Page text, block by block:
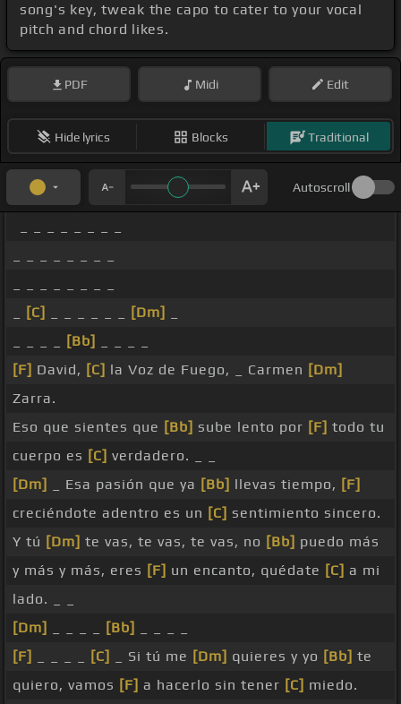
song's key, tweak the capo to cater to your vocal
pitch and chord likes.
PDF Midi Edit
Hide lyrics Blocks Traditional
Autoscroll
[C] [Dm]
[Bb]
[F] David, [C] la Voz de Fuego, _ Carmen [Dm]
Zarra.
Eso que sientes que [Bb] sube lento por [F] todo tu
cuerpo es [C] verdadero. _ _
[Dm]
_ Esa pasión que ya [Bb] llevas tiempo, [F]
creciéndote adentro es un [C] sentimiento sincero.
Y tú [Dm] te vas, te vas, te vas, no [Bb] puedo más
y más y más, eres [F] un encanto, quédate [C] a mi
lado. _ _
[Dm]
[Bb]
[F]
[C] _ Si tú me [Dm] quieres y yo [Bb] te
quiero, vamos [F] a hacerlo sin tener [C] miedo.